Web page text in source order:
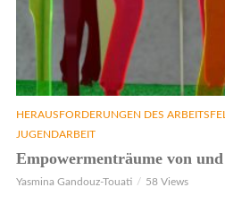
HERAUSFORDERUNGEN DES
JUGENDARBEIT
Empowermenträume von
Yasmina Gandouz-Touati 58 Views